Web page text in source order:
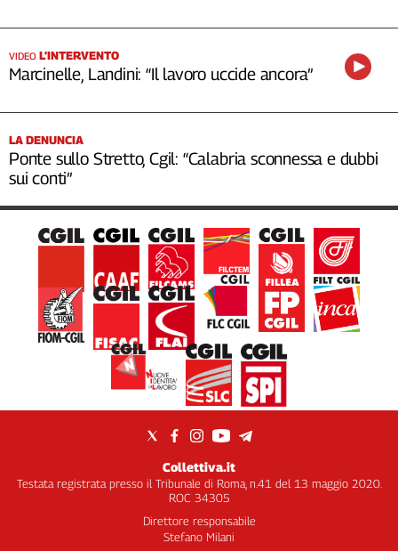
VIDEO L’INTERVENTO
Marcinelle, Landini: “Il lavoro uccide ancora”
LA DENUNCIA
Ponte sullo Stretto, Cgil: “Calabria sconnessa e dubbi
sui conti”
Collettiva.it
Testata registrata presso il Tribunale di Roma, n.41 del 13 maggio 2020.
ROC 34305
Direttore responsabile
Stefano Milani